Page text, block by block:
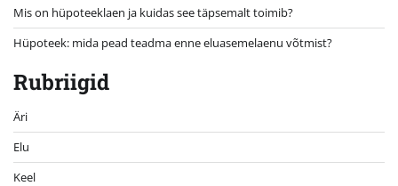
Mis on hüpoteeklaen ja kuidas see täpsemalt toimib?
Hüpoteek: mida pead teadma enne eluasemelaenu võtmist?
Rubriigid
Äri
Elu
Keel